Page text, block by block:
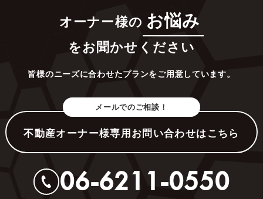
オーナー様の お悩み
をお聞かせください
皆様のニーズに合わせたプランをご用意しています。
メールでのご相談！
不動産オーナー様専用お問い合わせはこちら
06-6211-0550